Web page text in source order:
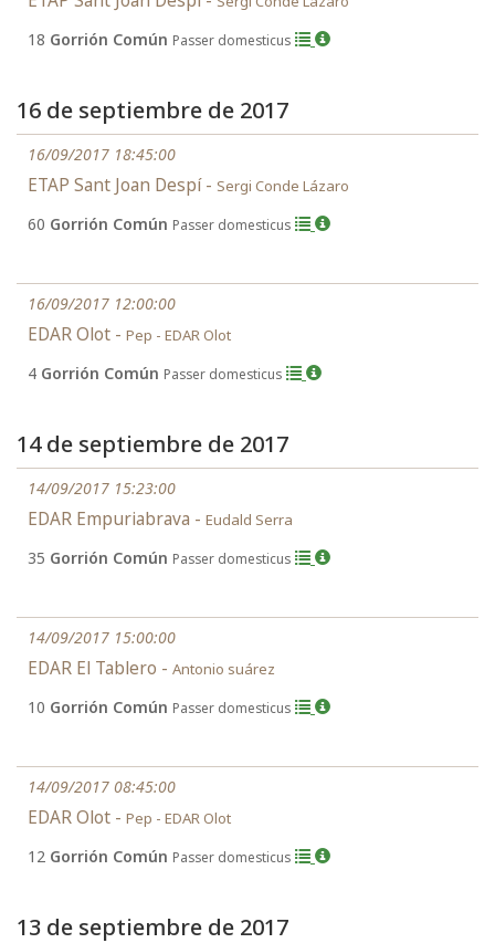
18 Gorrión Común Passer domesticus
16 de septiembre de 2017
16/09/2017 18:45:00
ETAP Sant Joan Despí - Sergi Conde Lázaro
60 Gorrión Común Passer domesticus
16/09/2017 12:00:00
EDAR Olot - Pep - EDAR Olot
4 Gorrión Común Passer domesticus
14 de septiembre de 2017
14/09/2017 15:23:00
EDAR Empuriabrava - Eudald Serra
35 Gorrión Común Passer domesticus
14/09/2017 15:00:00
EDAR El Tablero - Antonio suárez
10 Gorrión Común Passer domesticus
14/09/2017 08:45:00
EDAR Olot - Pep - EDAR Olot
12 Gorrión Común Passer domesticus
13 de septiembre de 2017